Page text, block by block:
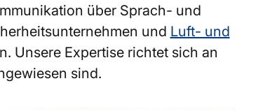
über Sprach- und
und Luft- und
Unsere Expertise richtet sich an
sind.